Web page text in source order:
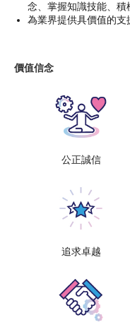
念、掌握知識技能、積
為業界提供具價值的
價值信念
公正誠信
追求卓越